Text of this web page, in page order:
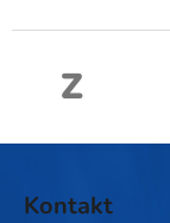
Z
Kontakt